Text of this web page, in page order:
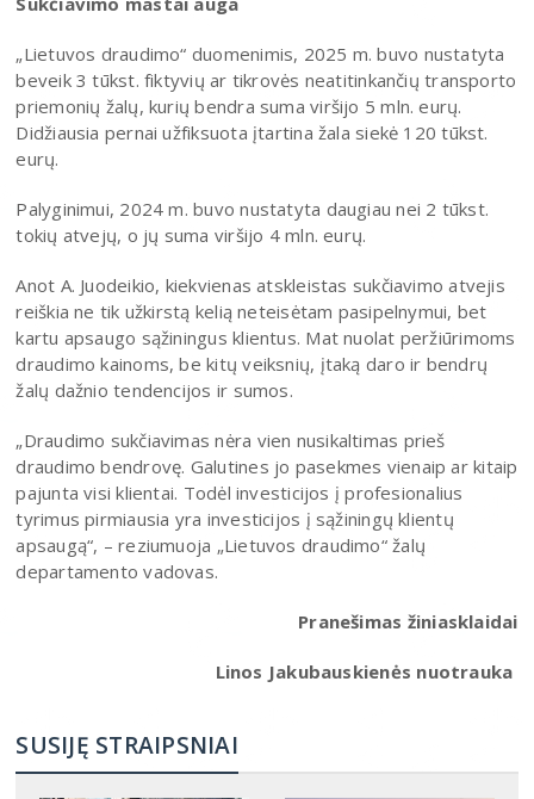
„Lietuvos draudimo“ duomenimis, 2025 m. buvo nustatyta
beveik 3 tūkst. fiktyvių ar tikrovės neatitinkančių transporto
priemonių žalų, kurių bendra suma viršijo 5 mln. eurų.
Didžiausia pernai užfiksuota įtartina žala siekė 120 tūkst.
eurų.
Palyginimui, 2024 m. buvo nustatyta daugiau nei 2 tūkst.
tokių atvejų, o jų suma viršijo 4 mln. eurų.
Anot A. Juodeikio, kiekvienas atskleistas sukčiavimo atvejis
reiškia ne tik užkirstą kelią neteisėtam pasipelnymui, bet
kartu apsaugo sąžiningus klientus. Mat nuolat peržiūrimoms
draudimo kainoms, be kitų veiksnių, įtaką daro ir bendrų
žalų dažnio tendencijos ir sumos.
„Draudimo sukčiavimas nėra vien nusikaltimas prieš
draudimo bendrovę. Galutines jo pasekmes vienaip ar kitaip
pajunta visi klientai. Todėl investicijos į profesionalius
tyrimus pirmiausia yra investicijos į sąžiningų klientų
apsaugą“, – reziumuoja „Lietuvos draudimo“ žalų
departamento vadovas.
Pranešimas žiniasklaidai
Linos Jakubauskienės nuotrauka
SUSIJĘ STRAIPSNIAI